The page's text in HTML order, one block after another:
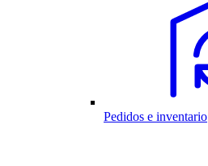
Pedidos e inventario